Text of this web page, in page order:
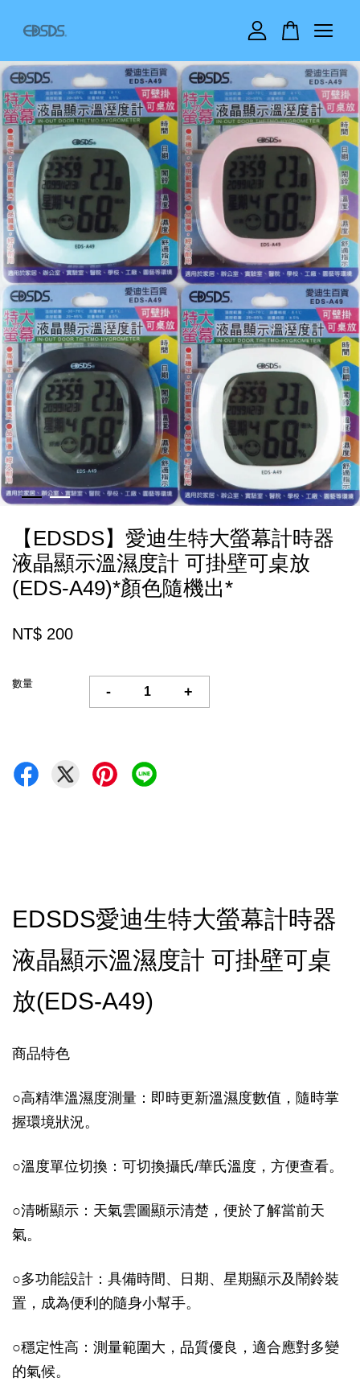
【EDSDS】愛迪生特大螢幕計時器
液晶顯示溫濕度計 可掛壁可桌放
(EDS-A49)*顏色隨機出*
NT$ 200
數量
- +
EDSDS愛迪生特大螢幕計時器
液晶顯示溫濕度計 可掛壁可桌
放(EDS-A49)
商品特色
○高精準溫濕度測量：即時更新溫濕度數值，隨時掌
握環境狀況。
○溫度單位切換：可切換攝氏/華氏溫度，方便查看。
○清晰顯示：天氣雲圖顯示清楚，便於了解當前天
氣。
○多功能設計：具備時間、日期、星期顯示及鬧鈴裝
置，成為便利的隨身小幫手。
○穩定性高：測量範圍大，品質優良，適合應對多變
的氣候。
您的購物車目前還是空的。
繼續購物